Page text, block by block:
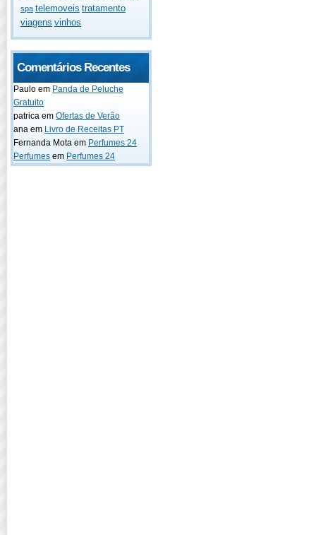
spa telemoveis tratamento
viagens vinhos
Comentários Recentes
Paulo em Panda de Peluche
Gratuito
patrica em Ofertas de Verão
ana em Livro de Receitas PT
Fernanda Mota em Perfumes 24
Perfumes em Perfumes 24